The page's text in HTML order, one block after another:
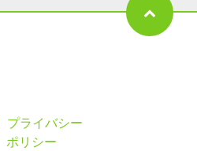
プライバシー
ポリシー